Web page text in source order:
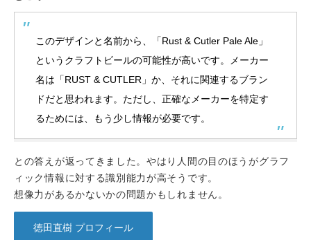
このデザインと名前から、「Rust & Cutler Pale Ale」
というクラフトビールの可能性が高いです。メーカー
名は「RUST & CUTLER」か、それに関連するブラン
ドだと思われます。ただし、正確なメーカーを特定す
るためには、もう少し情報が必要です。
との答えが返ってきました。やはり人間の目のほうがグラフ
ィック情報に対する識別能力が高そうです。
想像力があるかないかの問題かもしれません。
徳田直樹 プロフィール